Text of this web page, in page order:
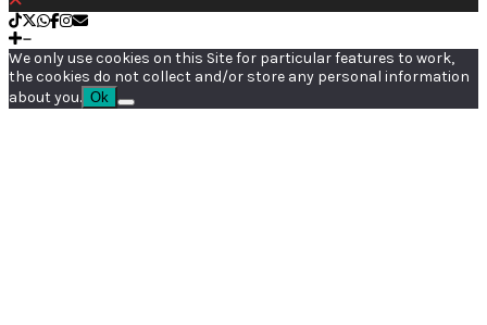
We only use cookies on this Site for particular features to work,
the cookies do not collect and/or store any personal information
about you. Ok